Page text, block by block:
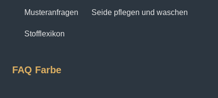
Musteranfragen Seide pflegen und waschen
Stofflexikon
FAQ Farbe